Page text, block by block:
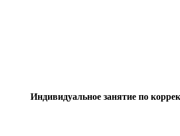
Индивидуальное занятие по